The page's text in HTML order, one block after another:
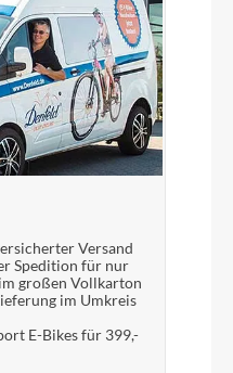
30.9/350
Versand
Spedition für nur
großen Vollkarton
im Umkreis
E-Bikes für 399,-